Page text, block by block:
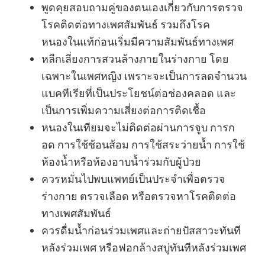
พูดคุยสอบถามคู่ของตนเองเกี่ยวกับการตรวจ
โรคติดต่อทางเพศสัมพันธ์ รวมถึงโรค
หนองในแท้ก่อนเริ่มมีความสัมพันธ์ทางเพศ
หลีกเลี่ยงการสวนล้างภายในร่างกาย โดย
เฉพาะในเพศหญิง เพราะจะเป็นการลดจำนวน
แบคทีเรียที่เป็นประโยชน์ต่อช่องคลอด และ
เป็นการเพิ่มความเสี่ยงต่อการติดเชื้อ
หนองในเทียมจะไม่ติดต่อผ่านการจูบ การก
อด การใช้ช้อนส้อม การใช้สระว่ายน้ำ การใช้
ห้องน้ำหรือห้องอาบน้ำร่วมกับผู้ป่วย
ควรหมั่นไปพบแพทย์เป็นประจำเพื่อตรวจ
ร่างกาย ตรวจเลือด หรือตรวจหาโรคติดต่อ
ทางเพศสัมพันธ์
ควรดื่มน้ำก่อนร่วมเพศและถ่ายปัสสาวะทันที
หลังร่วมเพศ หรือฟอกล้างสบู่ทันทีหลังร่วมเพศ